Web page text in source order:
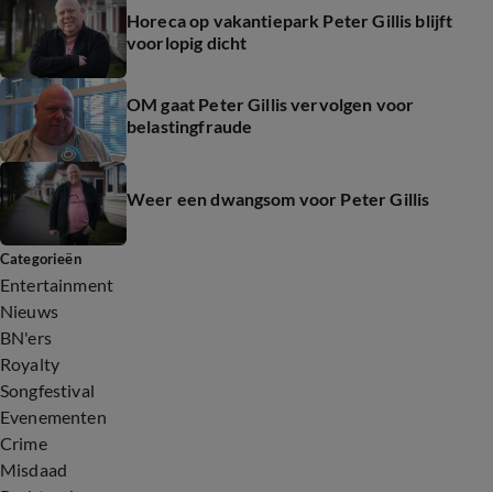
Horeca op vakantiepark Peter Gillis blijft
voorlopig dicht
OM gaat Peter Gillis vervolgen voor
belastingfraude
Weer een dwangsom voor Peter Gillis
Categorieën
Entertainment
Nieuws
BN'ers
Royalty
Songfestival
Evenementen
Crime
Misdaad